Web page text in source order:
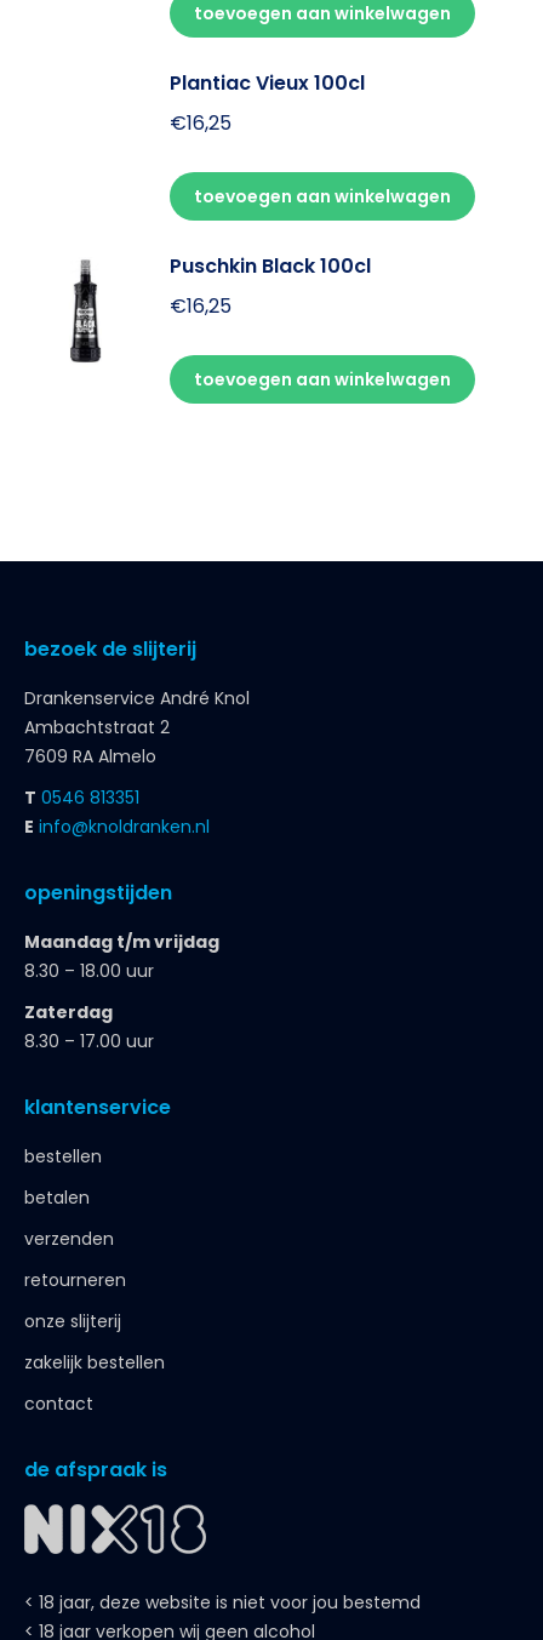
toevoegen aan winkelwagen
Plantiac Vieux 100cl
€16,25
toevoegen aan winkelwagen
Puschkin Black 100cl
€16,25
toevoegen aan winkelwagen
bezoek de slijterij
Drankenservice André Knol
Ambachtstraat 2
7609 RA Almelo
T 0546 813351
E info@knoldranken.nl
openingstijden
Maandag t/m vrijdag
8.30 – 18.00 uur
Zaterdag
8.30 – 17.00 uur
klantenservice
bestellen
betalen
verzenden
retourneren
onze slijterij
zakelijk bestellen
contact
de afspraak is
< 18 jaar, deze website is niet voor jou bestemd
< 18 jaar verkopen wij geen alcohol